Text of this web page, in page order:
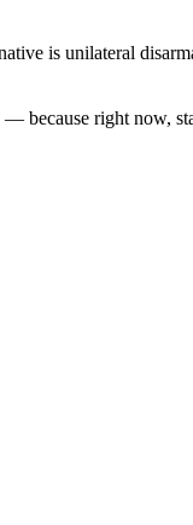
is unilateral
because right now,